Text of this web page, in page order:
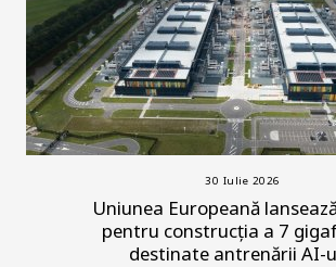
30 Iulie 2026
Uniunea Europeană
pentru construcția a 7
destinate antrenării AI-